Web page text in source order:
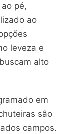
pé,
ao
leveza e
alto
em
são
campos.